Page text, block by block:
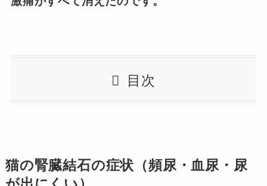
目次
猫の腎臓結石の症状（頻尿・血尿・尿